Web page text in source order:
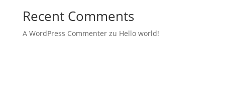
Recent Comments
A WordPress Commenterzu Hello world!